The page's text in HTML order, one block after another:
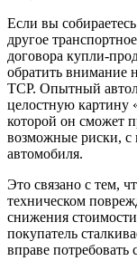
Если вы
другое
договора купли-
обратить внимание
TCP. Опытный
целостную картину
которой он сможет
возможные риски, с
автомобиля.
Это связано с тем,
техническом
снижения
покупатель
вправе